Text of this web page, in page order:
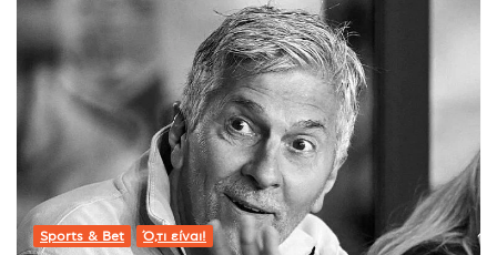
Sports & Bet Ό,τι είναι!